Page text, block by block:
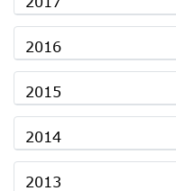
2016
2015
2014
2013